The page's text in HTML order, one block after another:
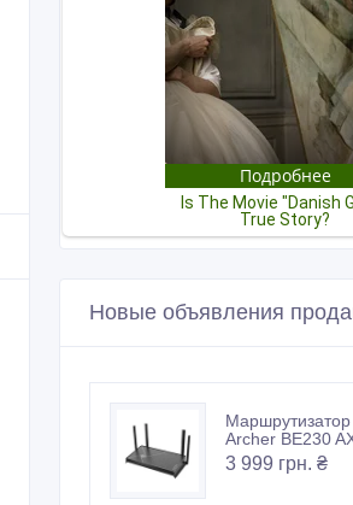
Новые объявления
Archer BE230
3 999 грн. ₴